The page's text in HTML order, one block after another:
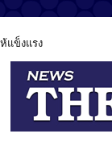
แข็งแรง